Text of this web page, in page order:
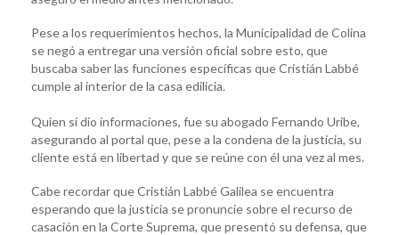
Pese a los requerimientos hechos, la Municipalidad de Colina
se negó a entregar una versión oficial sobre esto, que
buscaba saber las funciones específicas que Cristián Labbé
cumple al interior de la casa edilicia.
Quien sí dio informaciones, fue su abogado Fernando Uribe,
asegurando al portal que, pese a la condena de la justicia, su
cliente está en libertad y que se reúne con él una vez al mes.
Cabe recordar que Cristián Labbé Galilea se encuentra
esperando que la justicia se pronuncie sobre el recurso de
casación en la Corte Suprema, que presentó su defensa, que